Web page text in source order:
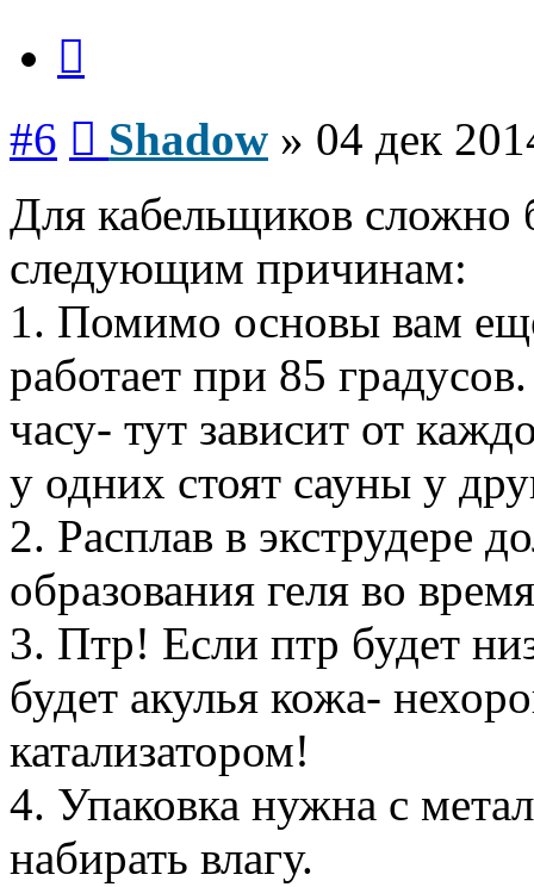
#6 Shadow » 04 дек
Для кабельщиков сложно
следующим причинам:
1. Помимо основы вам
работает при 85
часу- тут зависит от
у одних стоят сауны у
2. Расплав в экструдере
образования геля во
3. Птр! Если птр будет
будет акулья кожа-
катализатором!
4. Упаковка нужна с
набирать влагу.